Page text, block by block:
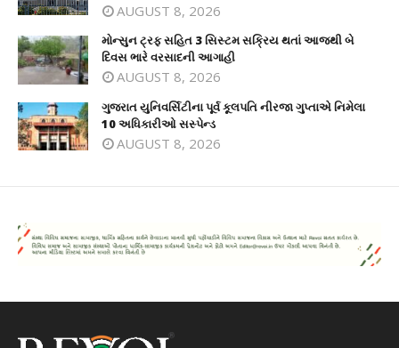
AUGUST 8, 2026
મોન્સુન ટ્રફ સહિત 3 સિસ્ટમ સક્રિય થતાં આજથી બે
દિવસ ભારે વરસાદની આગાહી
AUGUST 8, 2026
ગુજરાત યુનિવર્સિટીના પૂર્વ કૂલપતિ નીરજા ગુપ્તાએ નિમેલા
10 અધિકારીઓ સસ્પેન્ડ
AUGUST 8, 2026